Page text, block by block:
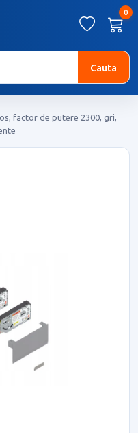
0
Cauta
factor de putere 2300, gri,